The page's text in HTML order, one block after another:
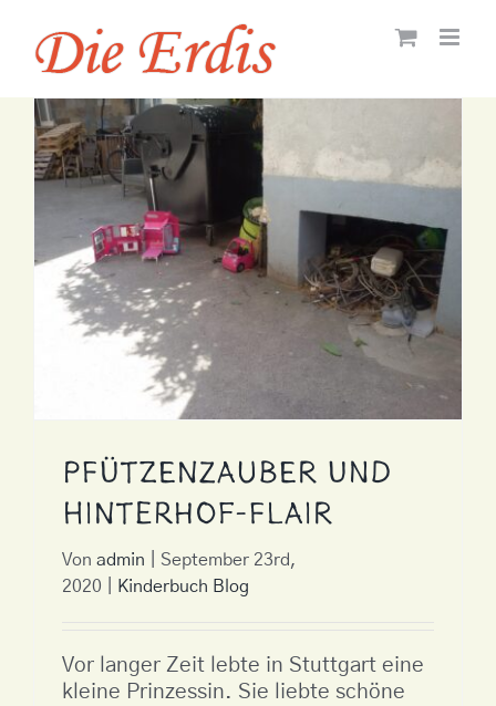
Inhalt
springen
Pfützenzauber und
Hinterhof-Flair
Von admin
September 23rd,
2020
Kinderbuch Blog
Vor langer Zeit lebte in Stuttgart eine
kleine Prinzessin. Sie liebte schöne